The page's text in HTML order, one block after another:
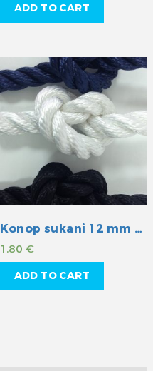
ADD TO CART
Konop sukani 12 mm plavi
1,80 €
ADD TO CART